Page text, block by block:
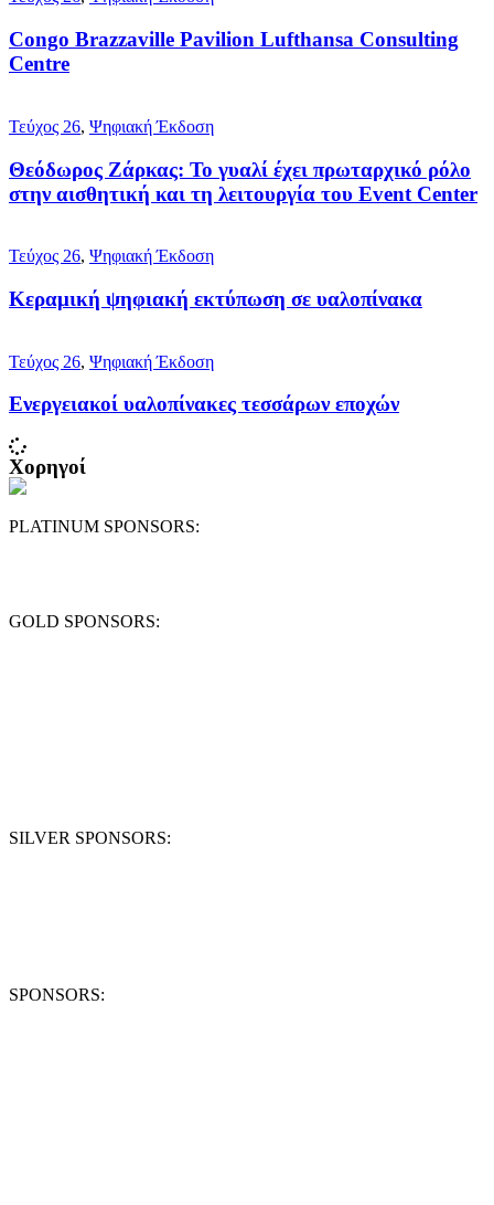
Congo Brazzaville Pavilion Lufthansa Consulting
Centre
Τεύχος 26, Ψηφιακή Έκδοση
Θεόδωρος Ζάρκας: Το γυαλί έχει πρωταρχικό ρόλο
στην αισθητική και τη λειτουργία του Event Center
Τεύχος 26, Ψηφιακή Έκδοση
Κεραμική ψηφιακή εκτύπωση σε υαλοπίνακα
Τεύχος 26, Ψηφιακή Έκδοση
Ενεργειακοί υαλοπίνακες τεσσάρων εποχών
Χορηγοί
PLATINUM SPONSORS:
GOLD SPONSORS:
SILVER SPONSORS:
SPONSORS: